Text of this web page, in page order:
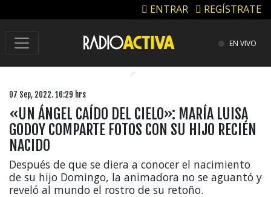
ENTRAR REGÍSTRATE
EN VIVO
07 Sep, 2022. 16:29 hrs
«UN ÁNGEL CAÍDO DEL CIELO»: MARÍA LUISA
GODOY COMPARTE FOTOS CON SU HIJO RECIÉN
NACIDO
Después de que se diera a conocer el nacimiento
de su hijo Domingo, la animadora no se aguantó y
reveló al mundo el rostro de su retoño.